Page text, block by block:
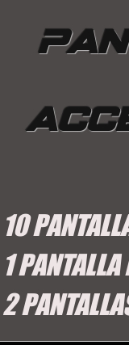
10
1
2